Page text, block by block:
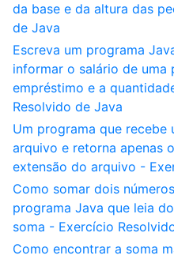
da base e da altura das
de Java
Escreva um programa
informar o salário de uma
empréstimo e a
Resolvido de Java
Um programa que recebe
arquivo e retorna apenas
extensão do arquivo -
Como somar dois
programa Java que leia
soma - Exercício
Como encontrar a soma